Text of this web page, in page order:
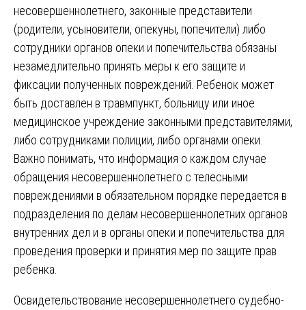
несовершеннолетнего, законные представители
(родители, усыновители, опекуны, попечители) либо
сотрудники органов опеки и попечительства обязаны
незамедлительно принять меры к его защите и
фиксации полученных повреждений. Ребенок может
быть доставлен в травмпункт, больницу или иное
медицинское учреждение законными представителями,
либо сотрудниками полиции, либо органами опеки.
Важно понимать, что информация о каждом случае
обращения несовершеннолетнего с телесными
повреждениями в обязательном порядке передается в
подразделения по делам несовершеннолетних органов
внутренних дел и в органы опеки и попечительства для
проведения проверки и принятия мер по защите прав
ребенка.
Освидетельствование несовершеннолетнего судебно-